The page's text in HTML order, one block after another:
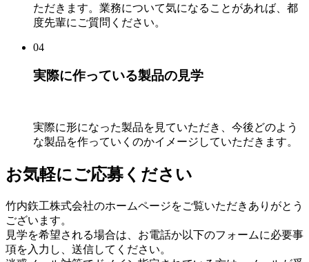
ただきます。業務について気になることがあれば、都
度先輩にご質問ください。
04
実際に作っている製品の見学
実際に形になった製品を見ていただき、今後どのよう
な製品を作っていくのかイメージしていただきます。
お気軽にご応募ください
竹内鉃工株式会社のホームページをご覧いただきありがとう
ございます。
見学を希望される場合は、お電話か以下のフォームに必要事
項を入力し、送信してください。